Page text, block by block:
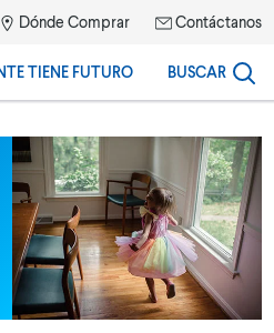
Dónde Comprar Contáctanos
TIENE FUTURO BUSCAR